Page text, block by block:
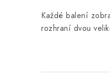
Každé balení
rozhraní dvou